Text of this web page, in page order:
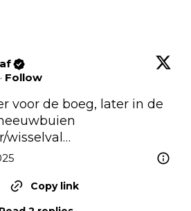
· Follow
voor de boeg, later in de
wisselval…
Copy link